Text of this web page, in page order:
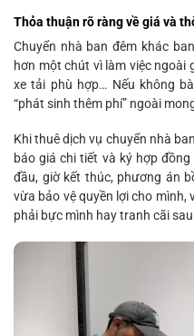
Thỏa thuận rõ ràng về giá và
Chuyển nhà ban đêm khác
hơn một chút vì làm việc ngoài
xe tải phù hợp… Nếu không
“phát sinh thêm phí” ngoài
Khi thuê dịch vụ chuyển nhà
báo giá chi tiết và ký hợp
đầu, giờ kết thúc, phương án
vừa bảo vệ quyền lợi cho mình,
phải bực mình hay tranh cãi sau